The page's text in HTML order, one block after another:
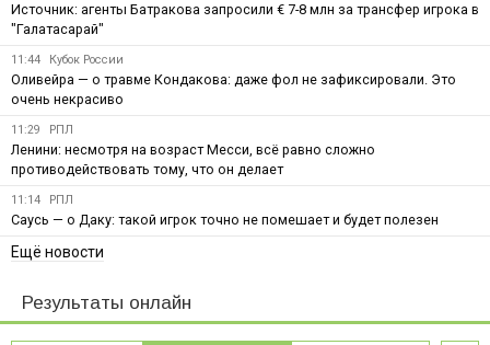
Источник: агенты Батракова запросили € 7-8 млн за трансфер игрока в
"Галатасарай"
11:44 Кубок России
Оливейра — о травме Кондакова: даже фол не зафиксировали. Это
очень некрасиво
11:29 РПЛ
Ленини: несмотря на возраст Месси, всё равно сложно
противодействовать тому, что он делает
11:14 РПЛ
Саусь — о Даку: такой игрок точно не помешает и будет полезен
Ещё новости
Результаты онлайн